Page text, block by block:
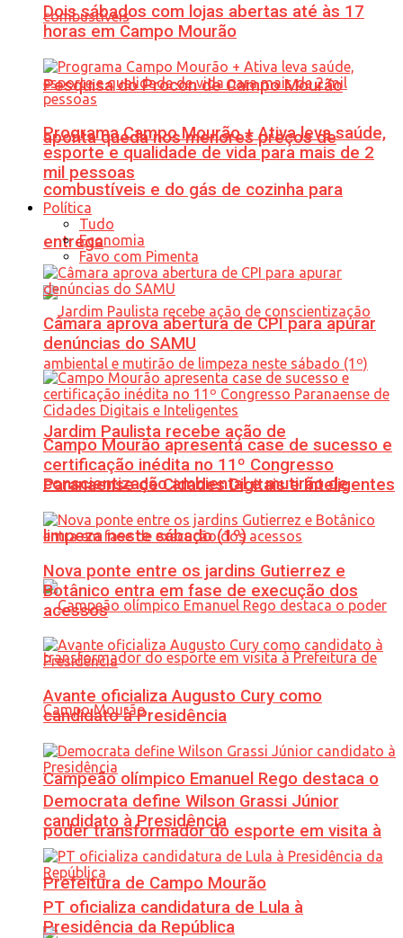
Pesquisa do Procon de Campo Mourão
aponta queda nos menores preços de
combustíveis e do gás de cozinha para
entrega
Jardim Paulista recebe ação de
conscientização ambiental e mutirão de
limpeza neste sábado (1º)
Campeão olímpico Emanuel Rego destaca o
poder transformador do esporte em visita à
Prefeitura de Campo Mourão
Dois sábados com lojas abertas até às 17
horas em Campo Mourão
Programa Campo Mourão + Ativa leva saúde,
esporte e qualidade de vida para mais de 2
mil pessoas
Política
Tudo
Economia
Favo com Pimenta
Câmara aprova abertura de CPI para apurar
denúncias do SAMU
Campo Mourão apresenta case de sucesso e
certificação inédita no 11º Congresso
Paranaense de Cidades Digitais e Inteligentes
Nova ponte entre os jardins Gutierrez e
Botânico entra em fase de execução dos
acessos
Avante oficializa Augusto Cury como
candidato à Presidência
Democrata define Wilson Grassi Júnior
candidato à Presidência
PT oficializa candidatura de Lula à
Presidência da República